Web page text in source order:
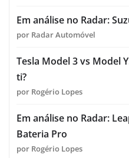
Em análise no Radar:
por Radar Automóvel
Tesla Model 3 vs Model
ti?
por Rogério Lopes
Em análise no Radar:
Bateria Pro
por Rogério Lopes